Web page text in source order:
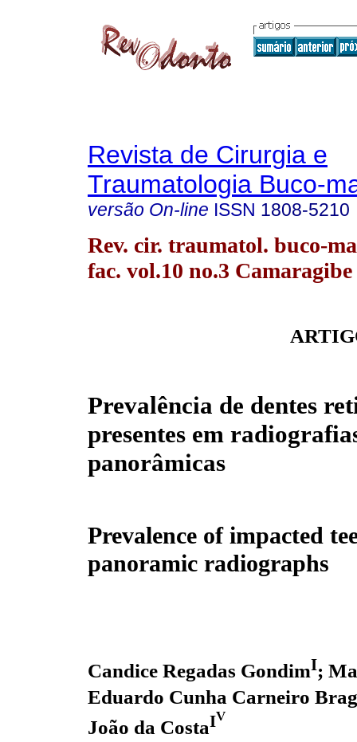
Revista de Cirurgia e
Traumatologia Buco-
versão On-line ISSN 1808-5210
Rev. cir. traumatol. buco-
fac. vol.10 no.3
Prevalência de dentes
presentes em
panorâmicas
Prevalence of impacted
panoramic radiographs
Candice Regadas GondimI;
Eduardo Cunha Carneiro
João da CostaIV